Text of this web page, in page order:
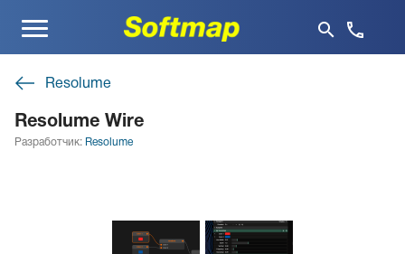
Меню
Resolume
Resolume Wire
Разработчик: Resolume